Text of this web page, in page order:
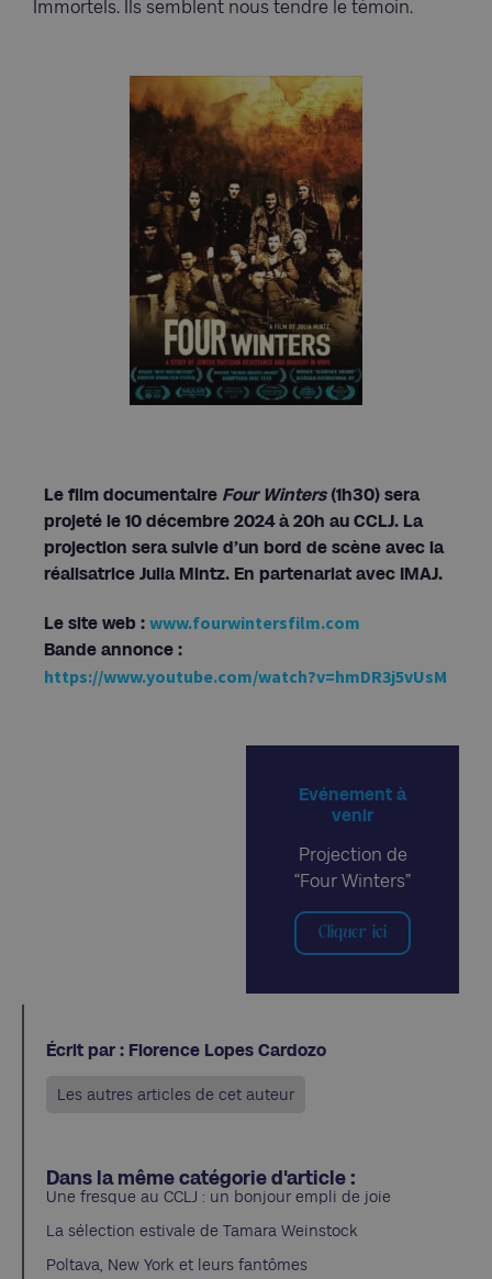
Immortels. Ils semblent nous tendre le témoin.
Le film documentaire Four Winters(1h30) sera
projeté le 10 décembre 2024 à 20h au CCLJ. La
projection sera suivie d’un bord de scène avec la
réalisatrice Julia Mintz. En partenariat avec IMAJ.
Le site web : www.fourwintersfilm.com
Bande annonce :
https://www.youtube.com/watch?v=hmDR3j5vUsM
Evénement à
venir
Projection de
“Four Winters”
Cliquer ici
Écrit par : Florence Lopes Cardozo
Les autres articles de cet auteur
Dans la même catégorie d'article :
Une fresque au CCLJ : un bonjour empli de joie
La sélection estivale de Tamara Weinstock
Poltava, New York et leurs fantômes